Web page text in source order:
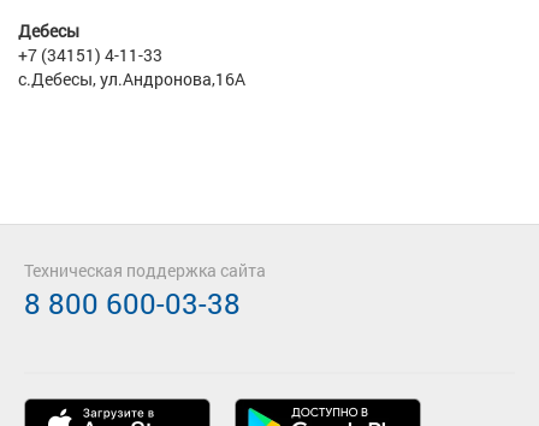
Дебесы
+7 (34151) 4-11-33
с.Дебесы, ул.Андронова,16А
Техническая поддержка сайта
8 800 600-03-38